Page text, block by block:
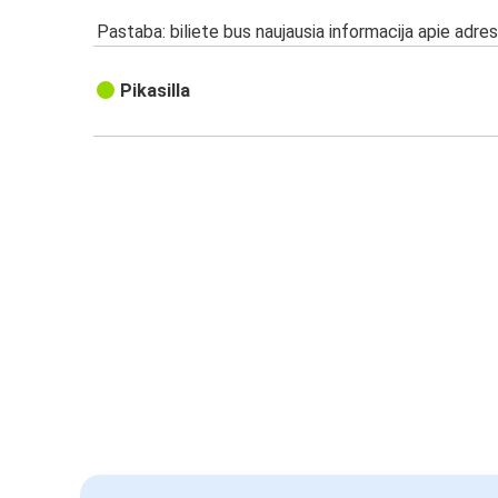
Pastaba: biliete bus naujausia informacija apie
Pikasilla